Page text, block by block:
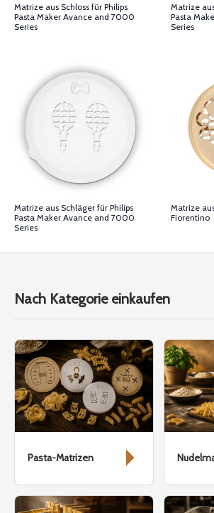
Matrize aus Schloss für Philips
Pasta Maker Avance and 7000
Series
Matrize
Pasta
Series
Matrize aus Schläger für Philips
Pasta Maker Avance and 7000
Series
Matrize
Fiorentino
Nach Kategorie einkaufen
Pasta-Matrizen